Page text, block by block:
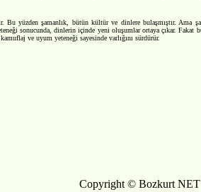
yüzden şamanlık, bütün kültür ve dinlere bulaşmıştır. Ama
sonucunda, dinlerin içinde yeni oluşumlar ortaya çıkar. Fakat
ve uyum yeteneği sayesinde varlığını sürdürür.
Copyright © Bozkurt NET